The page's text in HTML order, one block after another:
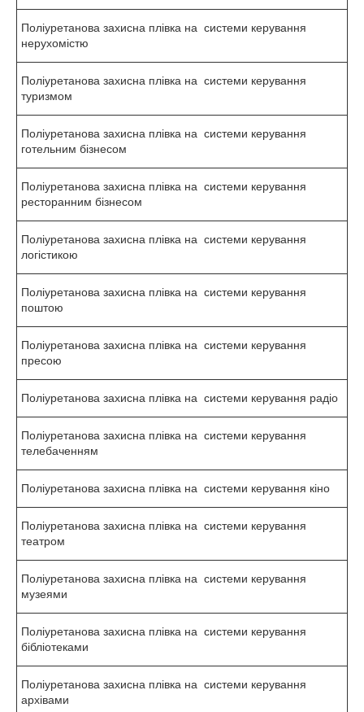
Поліуретанова захисна плівка на системи керування
нерухомістю
Поліуретанова захисна плівка на системи керування
туризмом
Поліуретанова захисна плівка на системи керування
готельним бізнесом
Поліуретанова захисна плівка на системи керування
ресторанним бізнесом
Поліуретанова захисна плівка на системи керування
логістикою
Поліуретанова захисна плівка на системи керування
поштою
Поліуретанова захисна плівка на системи керування
пресою
Поліуретанова захисна плівка на системи керування радіо
Поліуретанова захисна плівка на системи керування
телебаченням
Поліуретанова захисна плівка на системи керування кіно
Поліуретанова захисна плівка на системи керування
театром
Поліуретанова захисна плівка на системи керування
музеями
Поліуретанова захисна плівка на системи керування
бібліотеками
Поліуретанова захисна плівка на системи керування
архівами